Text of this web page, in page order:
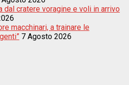
dal cratere voragine e voli in arrivo
macchinari, a trainare le
7 Agosto 2026